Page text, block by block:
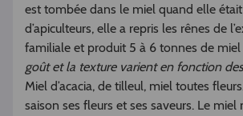
est tombée dans le miel quand elle
d’apiculteurs, elle a repris les rênes de
familiale et produit 5 à 6 tonnes de
goût et la texture varient en fonction
Miel d’acacia, de tilleul, miel toutes
saison ses fleurs et ses saveurs. Le